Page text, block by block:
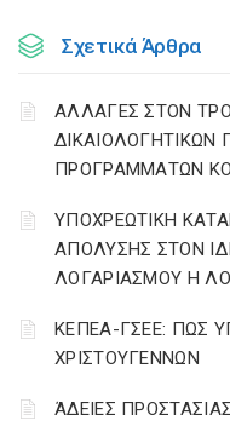
Σχετικά Άρθρα
ΑΛΛΑΓΕΣ ΣΤΟΝ
ΔΙΚΑΙΟΛΟΓΗΤΙΚΩΝ
ΠΡΟΓΡΑΜΜΑΤΩΝ
YΠΟΧΡΕΩΤΙΚΗ
ΑΠΟΛΥΣΗΣ ΣΤΟΝ
ΛΟΓΑΡΙΑΣΜΟΥ Η
ΚΕΠΕΑ-ΓΣΕΕ: ΠΩΣ
ΧΡΙΣΤΟΥΓΕΝΝΩΝ
ΆΔΕΙΕΣ